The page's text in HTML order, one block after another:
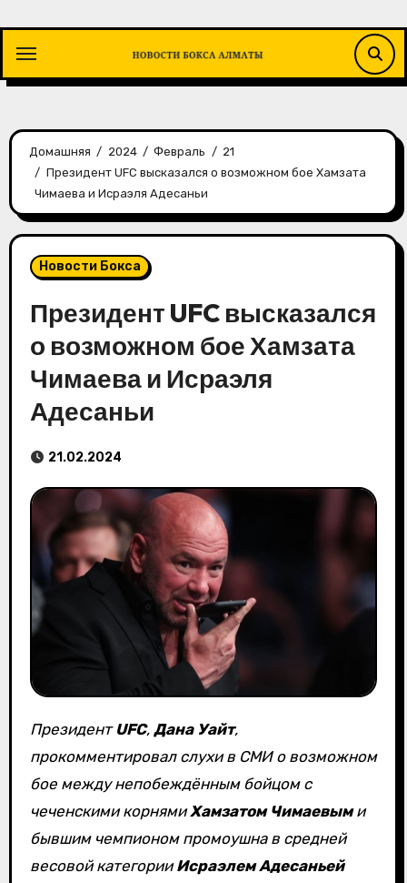
содержимому
Домашняя 2024 Февраль
21
Президент UFC высказался о возможном бое Хамзата
Чимаева и Исраэля Адесаньи
Новости Бокса
Президент UFC высказался
о возможном бое Хамзата
Чимаева и Исраэля
Адесаньи
21.02.2024
Президент UFC, Дана Уайт,
прокомментировал слухи в СМИ о возможном
бое между непобеждённым бойцом с
чеченскими корнямиХамзатом Чимаевыми
бывшим чемпионом промоушна в средней
весовой категорииИсраэлем Адесаньей